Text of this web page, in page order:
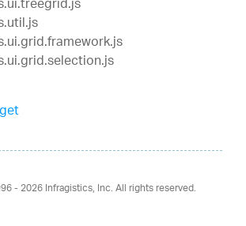
- 2026Infragistics, Inc. All rights reserved.